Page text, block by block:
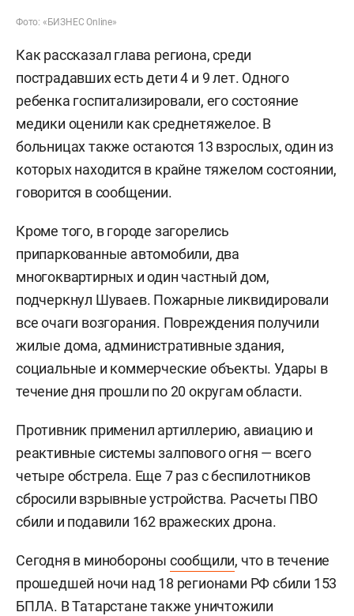
Фото: «БИЗНЕС Online»
Как рассказал глава региона, среди
пострадавших есть дети 4 и 9 лет. Одного
ребенка госпитализировали, его состояние
медики оценили как среднетяжелое. В
больницах также остаются 13 взрослых, один из
которых находится в крайне тяжелом состоянии,
говорится в сообщении.
Кроме того, в городе загорелись
припаркованные автомобили, два
многоквартирных и один частный дом,
подчеркнул Шуваев. Пожарные ликвидировали
все очаги возгорания. Повреждения получили
жилые дома, административные здания,
социальные и коммерческие объекты. Удары в
течение дня прошли по 20 округам области.
Противник применил артиллерию, авиацию и
реактивные системы залпового огня — всего
четыре обстрела. Еще 7 раз с беспилотников
сбросили взрывные устройства. Расчеты ПВО
сбили и подавили 162 вражеских дрона.
Сегодня в минобороны сообщили, что в течение
прошедшей ночи над 18 регионами РФ сбили 153
БПЛА. В Татарстане также уничтожили